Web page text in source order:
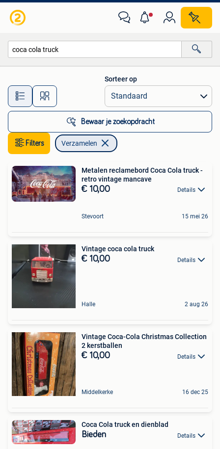
Alle afstanden…
Sorteer op
Bewaar je zoekopdracht
Filters Verzamelen
Metalen reclamebord Coca Cola truck -
retro vintage mancave
€ 10,00 Details
Stevoort 15 mei 26
Vintage coca cola truck
€ 10,00 Details
Halle 2 aug 26
Vintage Coca-Cola Christmas Collection
2 kerstballen
€ 10,00 Details
Middelkerke 16 dec 25
Coca Cola truck en dienblad
Bieden Details